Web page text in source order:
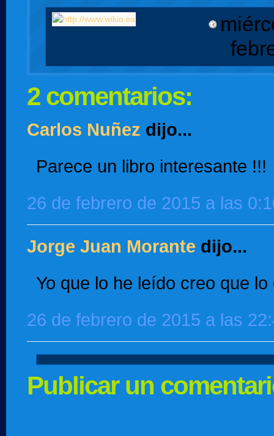
2 comentarios:
Carlos Nuñez dijo...
Parece un libro interesante !!!
26 de febrero de 2015 a las
Jorge Juan Morante dijo...
Yo que lo he leído creo que lo
26 de febrero de 2015 a las
Publicar un